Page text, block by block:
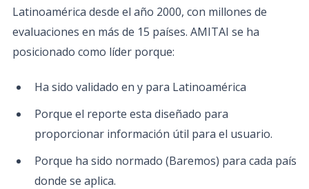
Latinoamérica desde el año 2000, con millones de
evaluaciones en más de 15 países. AMITAI se ha
posicionado como líder porque:
Ha sido validado en y para Latinoamérica
Porque el reporte esta diseñado para
proporcionar información útil para el usuario.
Porque ha sido normado (Baremos) para cada país
donde se aplica.